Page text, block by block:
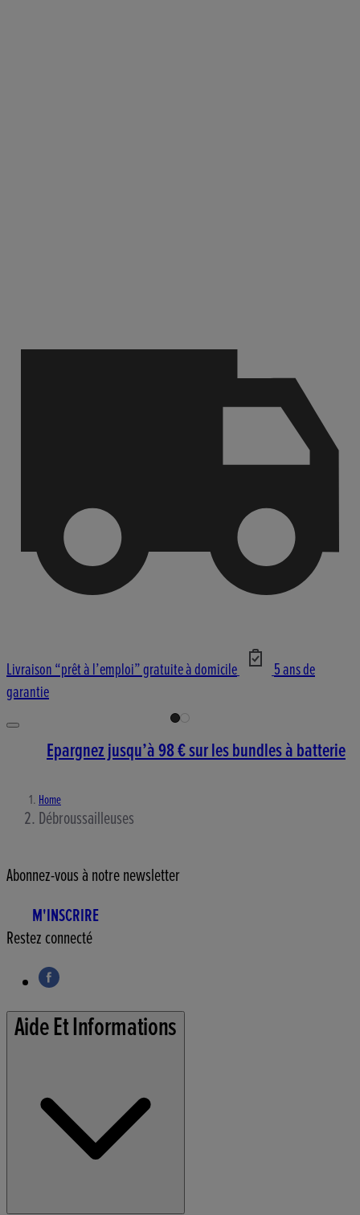
Livraison “prêt à l’emploi” gratuite à domicile
5 ans de
garantie
Epargnez jusqu’à 98 € sur les bundles à batterie
Home
Débroussailleuses
Abonnez-vous à notre newsletter
M'INSCRIRE
Restez connecté
Aide Et Informations